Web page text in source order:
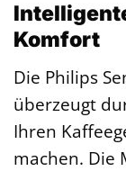
Komfort
Die Philips
überzeugt
Ihren
machen. Die